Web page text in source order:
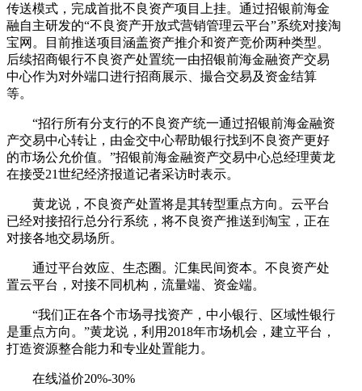
传送模式，完成首批不良资产项目上挂。通过招银前海金
融自主研发的“不良资产开放式营销管理云平台”系统对接淘
宝网。目前推送项目涵盖资产推介和资产竞价两种类型。
后续招商银行不良资产处置统一由招银前海金融资产交易
中心作为对外端口进行招商展示、撮合交易及资金结算
等。
“招行所有分支行的不良资产统一通过招银前海金融资
产交易中心转让，由金交中心帮助银行找到不良资产更好
的市场公允价值。”招银前海金融资产交易中心总经理黄龙
在接受21世纪经济报道记者采访时表示。
黄龙说，不良资产处置将是其转型重点方向。云平台
已经对接招行总分行系统，将不良资产推送到淘宝，正在
对接各地交易场所。
通过平台效应、生态圈。汇集民间资本。不良资产处
置云平台，对接不同机构，流量端、资金端。
“我们正在各个市场寻找资产，中小银行、区域性银行
是重点方向。”黄龙说，利用2018年市场机会，建立平台，
打造资源整合能力和专业处置能力。
在线溢价20%-30%